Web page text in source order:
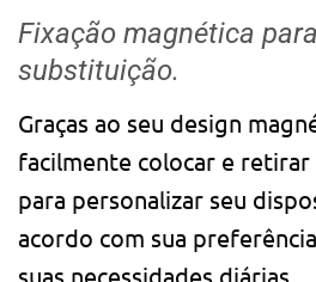
Fixação magnética
substituição.
Graças ao seu design
facilmente colocar e retirar
para personalizar seu
acordo com sua
suas necessidades diárias.